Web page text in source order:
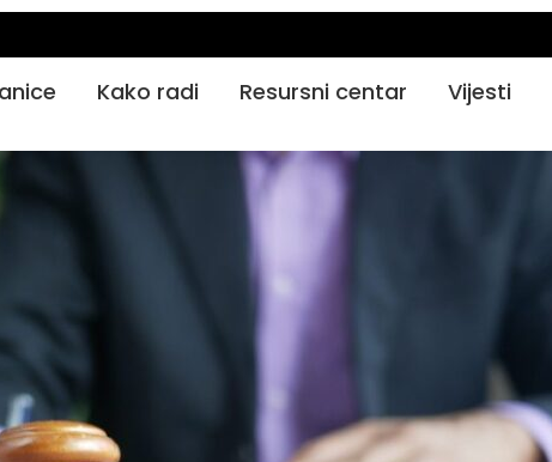
Kako radi Resursni centar Vijesti